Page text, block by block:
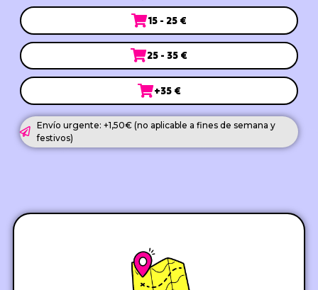
15 - 25 €
25 - 35 €
+35 €
Envío urgente: +1,50€ (no aplicable a fines de semana y
festivos)